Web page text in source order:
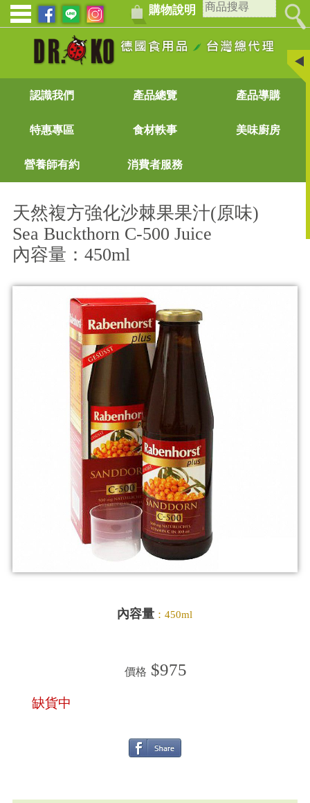
購物說明
認識我們 產品總覽 產品導購
特惠專區 食材軼事 美味廚房
營養師有約 消費者服務
天然複方強化沙棘果果汁(原味)
Sea Buckthorn C-500 Juice
內容量：450ml
內容量 ：450ml
價格 $975
缺貨中